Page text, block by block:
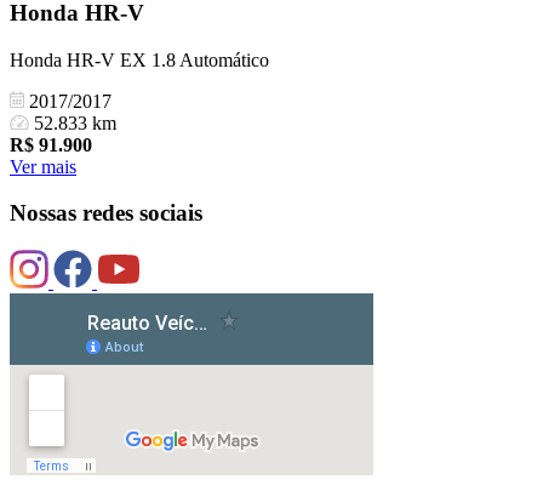
Honda HR-V
Honda HR-V EX 1.8 Automático
2017/2017
52.833 km
R$ 91.900
Ver mais
Nossas redes sociais